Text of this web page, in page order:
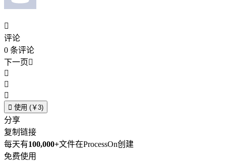

评论
0 条评论
下一页



 使用 (￥3)
分享
复制链接
每天有100,000+文件在ProcessOn创建
免费使用